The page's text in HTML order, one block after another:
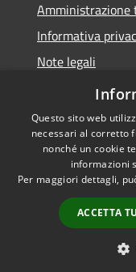
Amministrazione
Informativa
Note legali
Dichiarazione di
Accessibilità
Questo sito web
necessari al corretto
nonché un cookie
informazioni
Per maggiori dettagli,
ACCETTA